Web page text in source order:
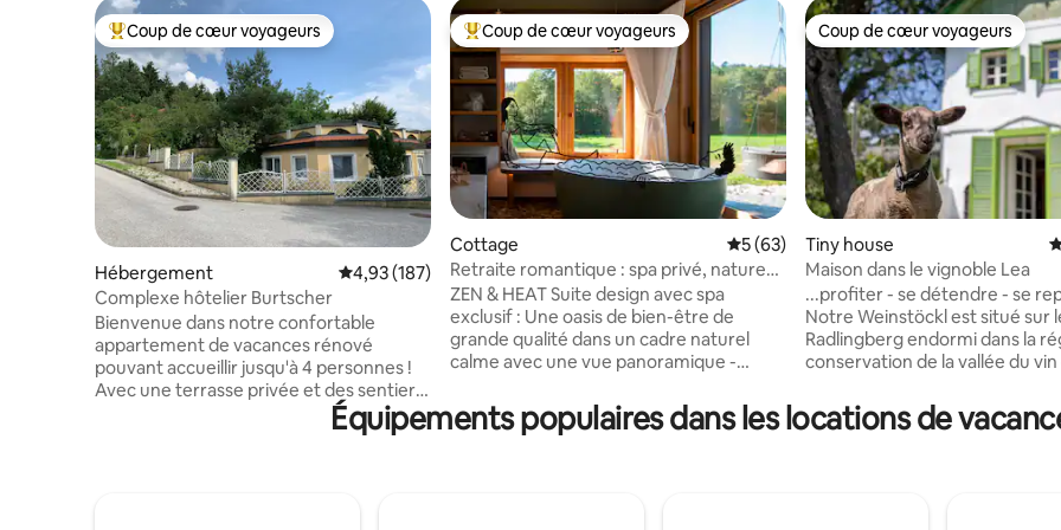
Coups de cœur voyageurs les plus appréciés
Coup de cœur voyageurs
Hébergement Évaluation moyenne sur la base de 187 commentaires : 4,93 sur 5
4,93 (187)
Complexe hôtelier Burtscher
Bienvenue dans notre confortable
appartement de vacances rénové
pouvant accueillir jusqu'à 4 personnes !
Avec une terrasse privée et des sentiers
de randonnée juste à votre porte dans le
paysage vallonné. Parfaitement situé : à
Coups de cœur voyageurs les plus appréciés
Coup de cœur voyageurs
Cottage Évaluation moyenne sur la base de 63
5 (63)
Retraite romantique : spa privé, nature
et caractère
ZEN & HEAT Suite design avec spa
exclusif : Une oasis de bien-être de
grande qualité dans un cadre naturel
calme avec une vue panoramique -
Espace spa ouvrant sur l'extérieur avec
espace douche et baignoire
Coup de cœur voyageurs
Coup de cœur voyageurs
Tiny house
Maison dans le vignoble Lea
...profiter - se détendre - se
Notre Weinstöckl est situé sur
Radlingberg endormi dans la
conservation de la vallée du vin
moderne et durable en 2018, il
amateurs de détente une
verdure. Avec un sauna, un
Équipements populaires dans les locations de